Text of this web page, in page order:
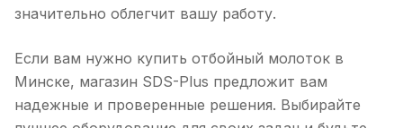
значительно облегчит вашу работу.
Если вам нужно купить отбойный молоток в
Минске, магазин SDS-Plus предложит вам
надежные и проверенные решения. Выбирайте